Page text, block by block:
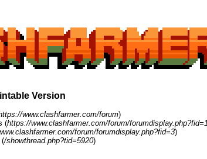
Version
www.clashfarmer.com/forum)
(https://www.clashfarmer.com/forum/forumdisplay.php?fid=1
forum/forumdisplay.php?fid=3)
(/showthread.php?tid=5920)